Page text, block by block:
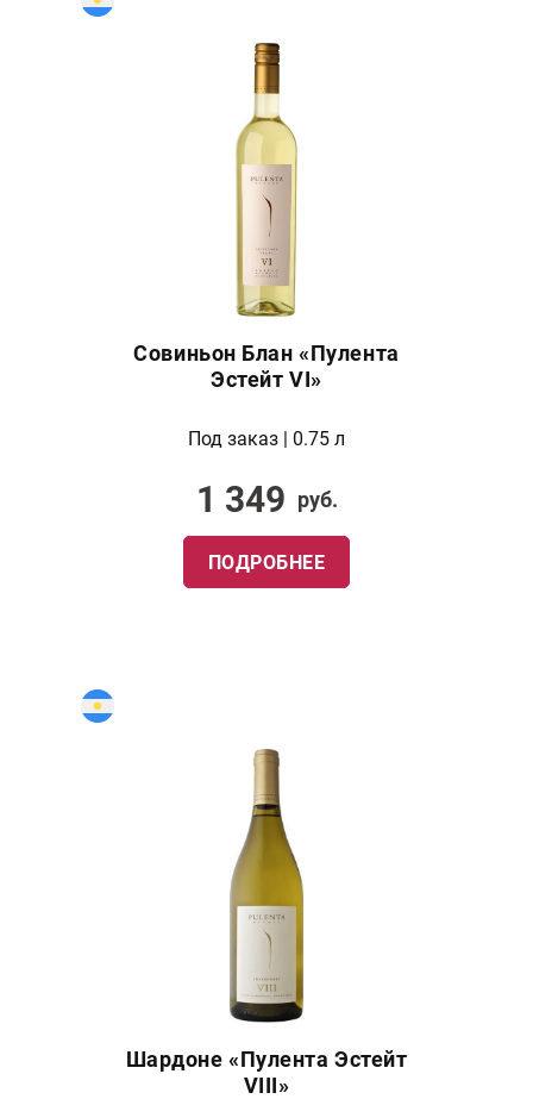
Совиньон Блан «Пулента
Эстейт VI»
Под заказ | 0.75 л
1 349 руб.
ПОДРОБНЕЕ
Шардоне «Пулента Эстейт
VIII»